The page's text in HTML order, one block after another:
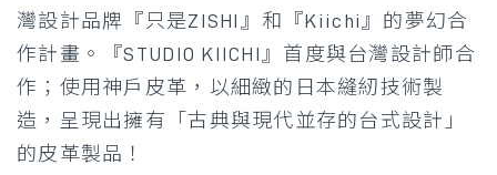
灣設計品牌『只是ZISHI』和『Kiichi』的夢幻合
作計畫。『STUDIO KIICHI』首度與台灣設計師合
作；使用神戶皮革，以細緻的日本縫紉技術製
造，呈現出擁有「古典與現代並存的台式設計」
的皮革製品！